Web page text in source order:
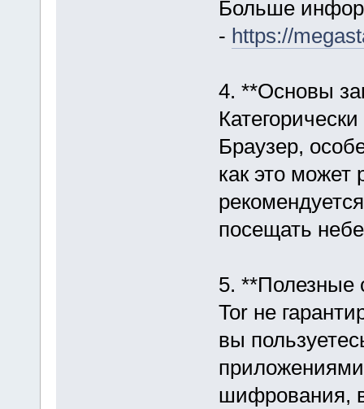
Больше
- https://
4. **Основы
Браузер,
как это может
посещать
5. **Полезные
Tor не
вы
шифрования,